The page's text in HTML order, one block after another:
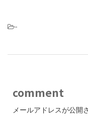
-
comment
メールアドレスが公開